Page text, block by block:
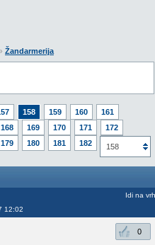
Žandarmerija
158 159 160
161
168 169 170 171
172
179 180 181 182
183
158
12:02
Idi na vrh
0